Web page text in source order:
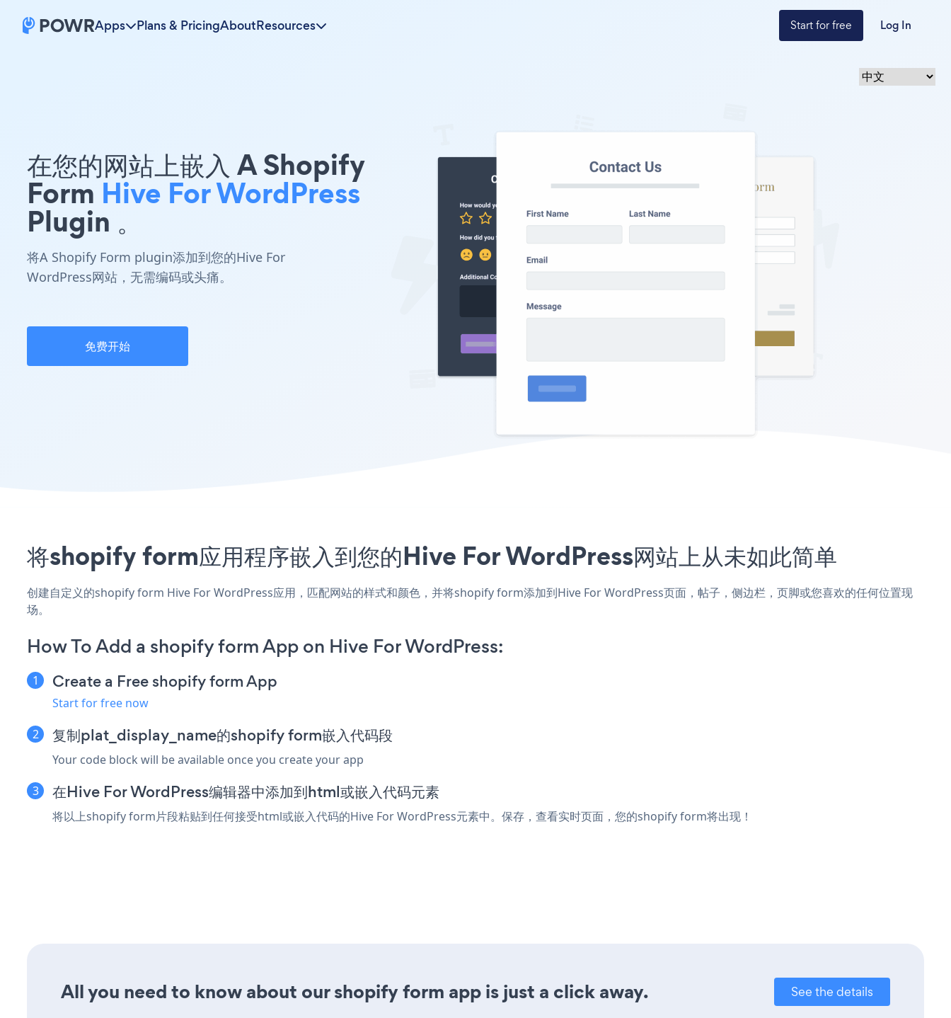
Apps Plans & PricingAboutResources Start for free Log In
在您的网站上嵌入 A Shopify
Form Hive For WordPress
Plugin 。
将A Shopify Form plugin添加到您的Hive For
WordPress网站，无需编码或头痛。
免费开始
将shopify form应用程序嵌入到您的Hive For WordPress网站上从未如此简单
创建自定义的shopify form Hive For WordPress应用，匹配网站的样式和颜色，并将shopify form添加到Hive For WordPress页面，帖子，侧边栏，页脚或您喜欢的任何位置现
场。
How To Add a shopify form App on Hive For WordPress:
Create a Free shopify form App
Start for free now
复制plat_display_name的shopify form嵌入代码段
Your code block will be available once you create your app
在Hive For WordPress编辑器中添加到html或嵌入代码元素
将以上shopify form片段粘贴到任何接受html或嵌入代码的Hive For WordPress元素中。保存，查看实时页面，您的shopify form将出现！
All you need to know about our shopify form app is just a click away. See the details